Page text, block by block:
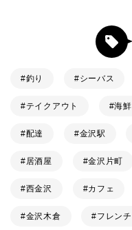
釣り シーバス
テイクアウト 海鮮
配達 金沢駅
居酒屋 金沢片町
西金沢 カフェ
金沢木倉 フレンチ